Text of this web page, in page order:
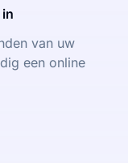
van uw
een online